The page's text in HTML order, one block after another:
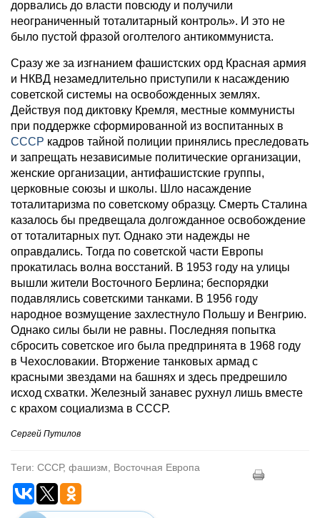
дорвались до власти повсюду и получили
неограниченный тоталитарный контроль». И это не
было пустой фразой оголтелого антикоммуниста.
Сразу же за изгнанием фашистских орд Красная армия
и НКВД незамедлительно приступили к насаждению
советской системы на освобожденных землях.
Действуя под диктовку Кремля, местные коммунисты
при поддержке сформированной из воспитанных в
СССР кадров тайной полиции принялись преследовать
и запрещать независимые политические организации,
женские организации, антифашистские группы,
церковные союзы и школы. Шло насаждение
тоталитаризма по советскому образцу. Смерть Сталина
казалось бы предвещала долгожданное освобождение
от тоталитарных пут. Однако эти надежды не
оправдались. Тогда по советской части Европы
прокатилась волна восстаний. В 1953 году на улицы
вышли жители Восточного Берлина; беспорядки
подавлялись советскими танками. В 1956 году
народное возмущение захлестнуло Польшу и Венгрию.
Однако силы были не равны. Последняя попытка
сбросить советское иго была предпринята в 1968 году
в Чехословакии. Вторжение танковых армад с
красными звездами на башнях и здесь предрешило
исход схватки. Железный занавес рухнул лишь вместе
с крахом социализма в СССР.
Сергей Путилов
Теги: СССР, фашизм, Восточная Европа